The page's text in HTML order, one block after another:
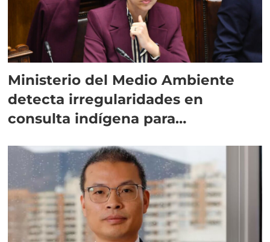
Ministerio del Medio Ambiente
detecta irregularidades en
consulta indígena para